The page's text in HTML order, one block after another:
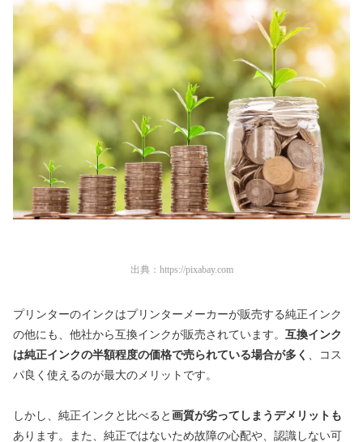
出典： https://pixabay.com
プリンターのインクはプリンターメーカーが販売する純正インク
の他にも、他社から互換インクが販売されています。 互換インク
は純正インクの半額程度の価格で売られている場合が多く 、コス
パ良く使えるのが最大のメリットです。
しかし、純正インクと比べると 画質が劣ってしまうデメリットも
あります。また、純正ではないため故障の心配や、認識しない可